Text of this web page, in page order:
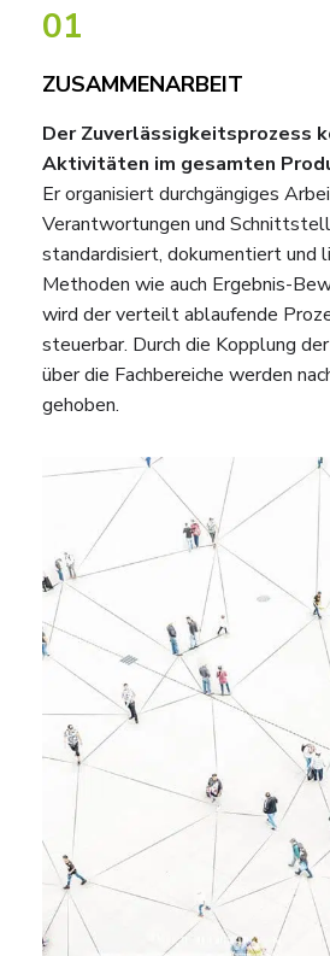
01
ZUSAMMENARBEIT
Der Zuverlässigkeitsprozess
Aktivitäten im gesamten
Er organisiert durchgängiges
Verantwortungen und
standardisiert, dokumentiert und
Methoden wie auch Ergebnis-
wird der verteilt ablaufende
steuerbar. Durch die Kopplung
über die Fachbereiche werden
gehoben.